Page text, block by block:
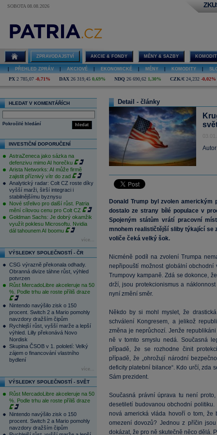
SOBOTA 08.08.2026
ZPRAVODAJSTVÍ AKCIE & FONDY MĚNY & SAZBY
PŘEHLED ZPRÁV AKCIOVÉ EKONOMICKÉ MĚNY KOMODITY
PX 2 785,07 -0,71% DAX 26 319,45 0,69% NDQ 26 690,62 1,30% CZK/€ 24,232 -0,02%
HLEDAT V KOMENTÁŘÍCH
hledat
Pokročilé hledání
INVESTIČNÍ DOPORUČENÍ
AstraZeneca jako sázka na
defenzivu mimo AI horečku
Arista Networks: AI může firmě
zajistit příznivý vítr do zad
Analytický radar: Colt CZ roste díky
vyšší marži, širší integraci i
stabilnějšímu byznysu
Nové střelivo pro další růst. Patria
mění cílovou cenu pro Colt CZ
Goldman Sachs: Je dobrý okamžik
využít poklesu Microsoftu. Nvidia
dál tahounem AI boomu
více...
VÝSLEDKY SPOLEČNOSTÍ - ČR
CSG výrazně překonala odhady.
Obranná divize táhne růst, výhled
potvrzen
Růst MercadoLibre akceleruje na 50
%. Podle trhu ale roste příliš draze
Nintendo navýšilo zisk o 150
procent. Switch 2 a Mario pomohly
navzdory dražším čipům
Rychlejší růst, vyšší marže a lepší
výhled. Lilly překonává Novo
Nordisk
Skupina ČSOB v 1. pololetí: Velký
zájem o financování vlastního
bydlení
více...
VÝSLEDKY SPOLEČNOSTÍ - SVĚT
Růst MercadoLibre akceleruje na 50
%. Podle trhu ale roste příliš draze
Nintendo navýšilo zisk o 150
procent. Switch 2 a Mario pomohly
navzdory dražším čipům
Detail - články
Donald Trump byl zvolen
dostalo ze strany bílé populace v
Spojeným státům vrátí pracovní
mnohem realističtější sliby týkající se
voliče čeká velký šok.
Nicméně podíl na zvolení Trumpa
nepřipouští možnost globální obchodní
Trumpovy kampaně. Zdá se dokonce,
drží, jsou protekcionismus a
nyní změní směr.
Někdo by si mohl myslet, že
schválení Kongresem, a jelikož
změna je neprůchozí. Jenže
ně v tomto smyslu nedá. Současná
případě, že se rozhodne činit
případě, že „ohrožují národní
deficity platební bilance“. Kdo určí, zda
Sám prezident.
Současná právní úprava tu není
desetiletí budovanou obchodní
nová americká vláda hovoří o tom,
omezení dovozů? Jednou z příčin
dokázat, že pro ně skutečně něco dělá.